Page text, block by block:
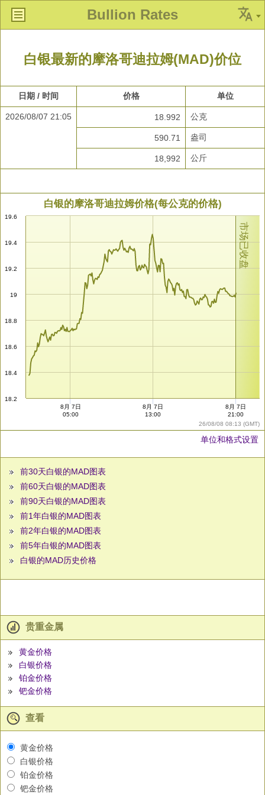
Bullion Rates
白银最新的摩洛哥迪拉姆(MAD)价位
日期 / 时间 价格 单位
2026/08/07 21:05 18.992 公克
590.71 盎司
18,992 公斤
市场已收盘
26/08/08 08:13 (GMT)
白银的摩洛哥迪拉姆价格(每公克的价格)
18.2
18.4
18.6
18.8
19
19.2
19.4
19.6
8月 7日
05:00
8月 7日
13:00
8月 7日
21:00
单位和格式设置
前30天白银的MAD图表
前60天白银的MAD图表
前90天白银的MAD图表
前1年白银的MAD图表
前2年白银的MAD图表
前5年白银的MAD图表
白银的MAD历史价格
贵重金属
黄金价格
白银价格
铂金价格
钯金价格
查看
黄金价格
白银价格
铂金价格
钯金价格